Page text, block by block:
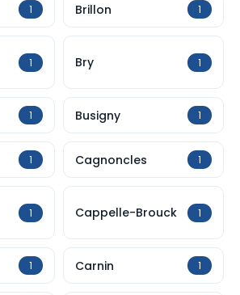
1 Brillon 1
1 Bry 1
1 Busigny 1
1 Cagnoncles 1
1 Cappelle-Brouck 1
1 Carnin 1